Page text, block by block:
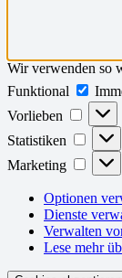
Wir verwenden so
Funktional
Vorlieben
Statistiken
Marketing
Optionen
Dienste
Verwalten
Lese mehr